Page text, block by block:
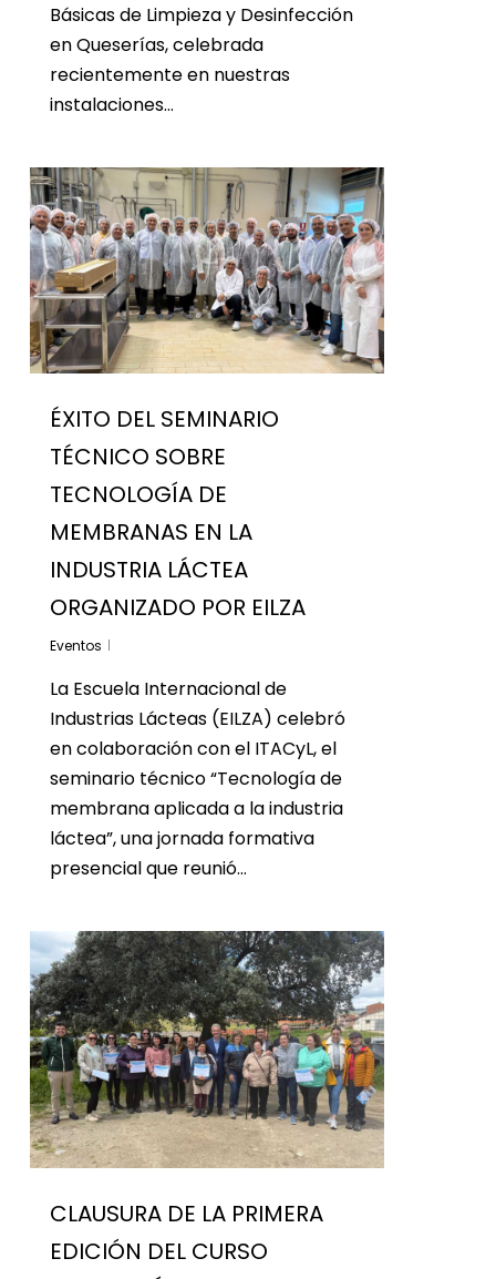
Básicas de Limpieza y Desinfección
en Queserías, celebrada
recientemente en nuestras
instalaciones…
ÉXITO DEL SEMINARIO
TÉCNICO SOBRE
TECNOLOGÍA DE
MEMBRANAS EN LA
INDUSTRIA LÁCTEA
ORGANIZADO POR EILZA
Eventos
La Escuela Internacional de
Industrias Lácteas (EILZA) celebró
en colaboración con el ITACyL, el
seminario técnico “Tecnología de
membrana aplicada a la industria
láctea”, una jornada formativa
presencial que reunió…
CLAUSURA DE LA PRIMERA
EDICIÓN DEL CURSO